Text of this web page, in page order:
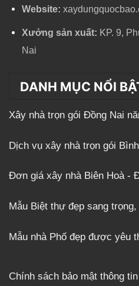
Website:
Xưởng sản xuất: KP. 9,
Nai
DANH MỤC NỔI
Xây nhà trọn gói Đồng Nai
Dịch vụ xây nhà trọn gói
Đơn giá xây nhà Biên Hoà -
Mẫu Biệt thự đẹp sang
Mẫu nhà Phố đẹp được yêu
Chính sách bảo mật thông tin